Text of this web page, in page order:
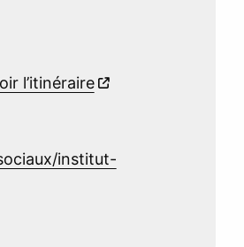
l’itinéraire
institut-